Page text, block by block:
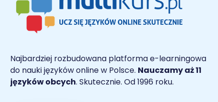
Najbardziej rozbudowana platforma e-learningowa
do nauki języków online w Polsce. Nauczamy aż 11
języków obcych. Skutecznie. Od 1996 roku.